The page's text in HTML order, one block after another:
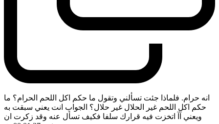
انه حرام. فلماذا جئت تسألني وتقول ما حكم اكل اللحم الحرام؟ ما
حكم اكل اللحم غير الحلال غير حلال؟ الجواب انت يعني سبقت به
ويعني آآ اتخزت فيه قرارك سلفا فكيف تسأل عنه وقد زكرت ان